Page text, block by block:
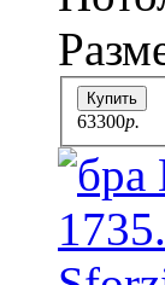
Купить
63300p.